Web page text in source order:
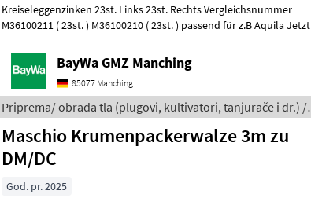
Kreiseleggenzinken 23st. Links 23st. Rechts Vergleichsnummer
M36100211 ( 23st. ) M36100210 ( 23st. ) passend für z.B Aquila Jetzt
BayWa GMZ Manching
85077 Manching
Priprema/ obrada tla (plugovi, kultivatori, tanjurače i dr.) /
Maschio
Maschio Krumenpackerwalze 3m zu
DM/DC
God. pr. 2025